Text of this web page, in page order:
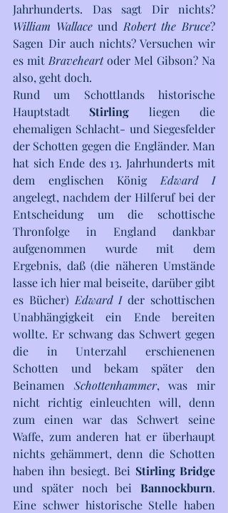
William Wallace und Robert the Bruce?
Sagen Dir auch nichts? Versuchen wir
es mit Braveheart oder Mel Gibson? Na
also, geht doch.
Rund um Schottlands historische
Hauptstadt Stirling liegen die
ehemaligen Schlacht- und Siegesfelder
der Schotten gegen die Engländer. Man
hat sich Ende des 13. Jahrhunderts mit
dem englischen König Edward I
angelegt, nachdem der Hilferuf bei der
Entscheidung um die schottische
Thronfolge in England dankbar
aufgenommen wurde mit dem
Ergebnis, daß (die näheren Umstände
lasse ich hier mal beiseite, darüber gibt
es Bücher) Edward I der schottischen
Unabhängigkeit ein Ende bereiten
wollte. Er schwang das Schwert gegen
die in Unterzahl erschienenen
Schotten und bekam später den
Beinamen Schottenhammer, was mir
nicht richtig einleuchten will, denn
zum einen war das Schwert seine
Waffe, zum anderen hat er überhaupt
nichts gehämmert, denn die Schotten
haben ihn besiegt. Bei Stirling Bridge
und später noch bei Bannockburn.
Eine schwer historische Stelle haben